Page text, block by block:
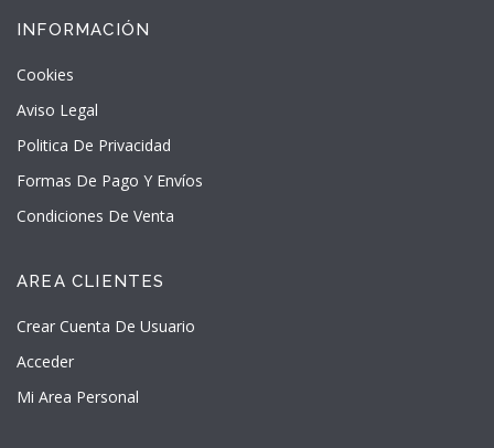
INFORMACIÓN
Cookies
Aviso Legal
Politica De Privacidad
Formas De Pago Y Envíos
Condiciones De Venta
AREA CLIENTES
Crear Cuenta De Usuario
Acceder
Mi Area Personal